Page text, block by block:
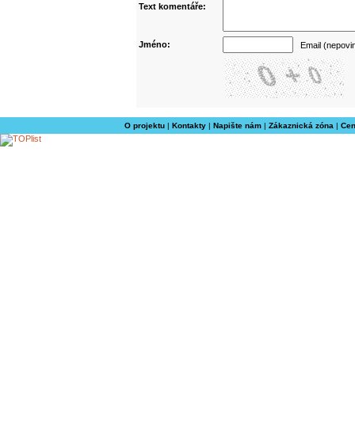
Text komentáře:
Jméno: Email
O projektu| Kontakty| Napište nám| Zákaznická zóna |